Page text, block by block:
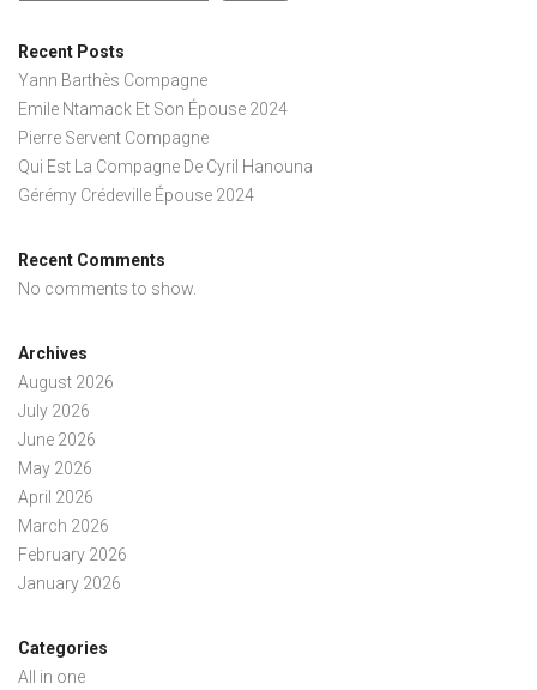
Recent Posts
Yann Barthès Compagne
Emile Ntamack Et Son Épouse 2024
Pierre Servent Compagne
Qui Est La Compagne De Cyril Hanouna
Gérémy Crédeville Épouse 2024
Recent Comments
No comments to show.
Archives
August 2026
July 2026
June 2026
May 2026
April 2026
March 2026
February 2026
January 2026
Categories
All in one